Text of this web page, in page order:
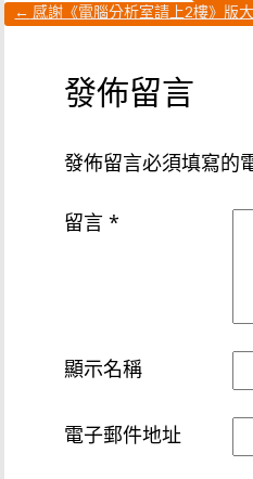
← 感謝《電腦分析室請上2樓》版
發佈留言
發佈留言必須填寫的
留言*
顯示名稱
電子郵件地址